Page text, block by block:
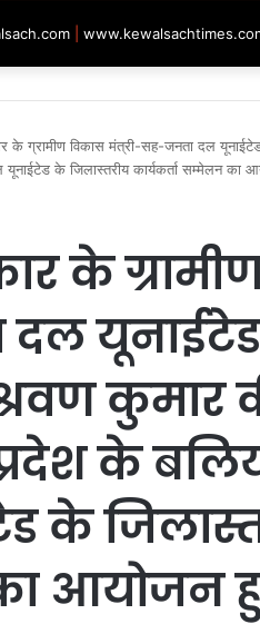
के ग्रामीण विकास मंत्री-सह-जनता दल
के जिलास्तरीय कार्यकर्ता सम्मेलन का
के
यूनाईटेड
श्रवण
के
के
आयोजन